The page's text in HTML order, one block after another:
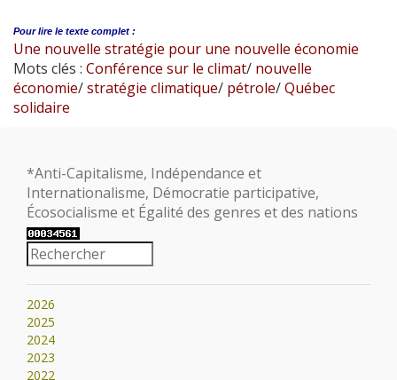
Pour lire le texte complet :
Une nouvelle stratégie pour une nouvelle économie
Mots clés : Conférence sur le climat/ nouvelle
économie/stratégie climatique/ pétrole/Québec
solidaire
*Anti-Capitalisme, Indépendance et
Internationalisme, Démocratie participative,
Écosocialisme et Égalité des genres et des nations
2026
2025
2024
2023
2022